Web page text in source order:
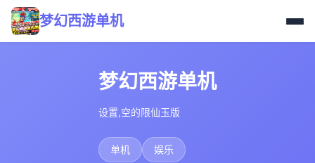
梦幻西游单机
梦幻西游单机
设置,空的限仙玉版
单机 娱乐